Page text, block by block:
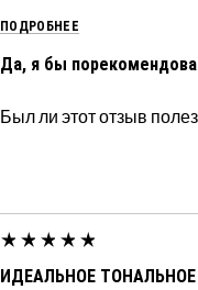
ПОДРОБНЕЕ
Да, я бы
Был ли этот отзыв
ИДЕАЛЬНОЕ